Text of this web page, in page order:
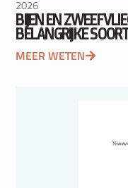
2026
BIJEN EN
BELANGRIJKE
MEER WETEN